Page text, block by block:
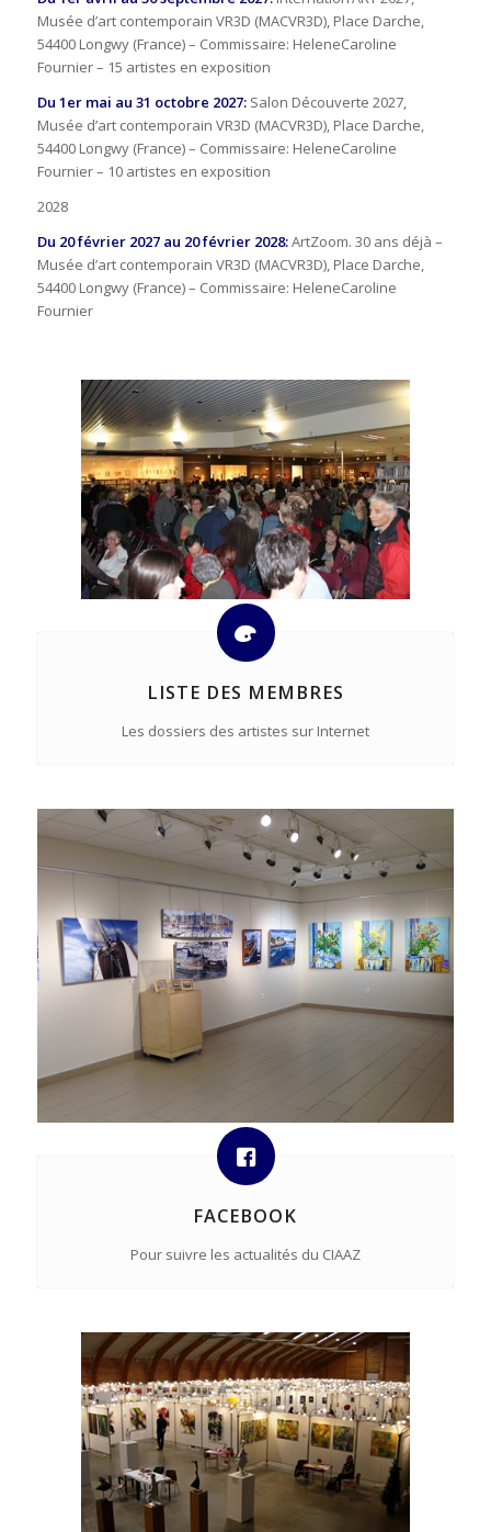
Musée d’art contemporain VR3D (MACVR3D), Place Darche,
54400 Longwy (France) – Commissaire: HeleneCaroline
Fournier – 15 artistes en exposition
Du 1er mai au 31 octobre 2027:Salon Découverte 2027,
Musée d’art contemporain VR3D (MACVR3D), Place Darche,
54400 Longwy (France) – Commissaire: HeleneCaroline
Fournier – 10 artistes en exposition
2028
Du 20 février 2027 au 20 février 2028:ArtZoom. 30 ans déjà –
Musée d’art contemporain VR3D (MACVR3D), Place Darche,
54400 Longwy (France) – Commissaire: HeleneCaroline
Fournier
LISTE DES MEMBRES
Les dossiers des artistes sur Internet
FACEBOOK
Pour suivre les actualités du CIAAZ